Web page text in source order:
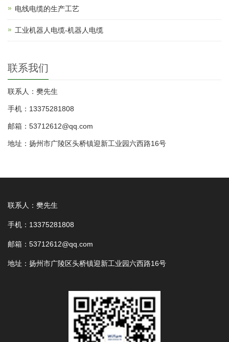
电线电缆的生产工艺
工业机器人电缆-机器人电缆
联系我们
联系人：樊先生
手机：13375281808
邮箱：53712612@qq.com
地址：扬州市广陵区头桥镇迎新工业园六西路16号
联系人：樊先生
手机：13375281808
邮箱：53712612@qq.com
地址：扬州市广陵区头桥镇迎新工业园六西路16号